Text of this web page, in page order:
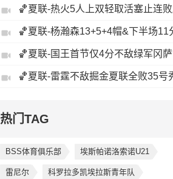
热门TAG
BSS体育俱乐部 埃斯帕诺洛索诺U21
雷尼尔 科罗拉多凯埃拉斯青年队